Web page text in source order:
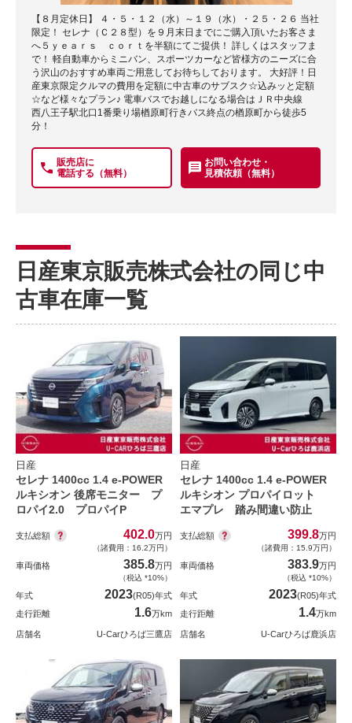
【８月定休日】 ４・５・１２（水）～１９（水）・２５・２６ 当社
限定！ セレナ（Ｃ２８型）を９月末日までにご購入頂いたお客さま
へ５ｙｅａｒｓ ｃｏｒｔを半額にてご提供！ 詳しくはスタッフま
で！ 軽自動車からミニバン、スポーツカーなど皆様方のニーズに合
う沢山のおすすめ車両ご用意してお待ちしております。 大好評！日
産東京限定クルマの費用を定額に中古車のサブスク☆込みッと定額
☆など様々なプラン♪ 電車バスでお越しになる場合はＪＲ中央線
西八王子駅北口1番乗り場楢原町行きバス終点の楢原町から徒歩5
分！
販売店に
電話する（無料）
お問い合わせ・
見積依頼（無料）
日産東京販売株式会社の同じ中
古車在庫一覧
日産
セレナ 1400cc 1.4 e-POWER
ルキシオン 後席モニター プ
ロパイ2.0 プロパイP
支払総額 402.0万円
（諸費用：16.2万円）
車両価格 385.8万円
（税込 *10%）
年式 2023(R05)年式
走行距離
1.6万km
店舗名 U-Carひろば三鷹店
日産
セレナ 1400cc 1.4 e-POWER
ルキシオン プロパイロット
エマプレ 踏み間違い防止
支払総額 399.8万円
（諸費用：15.9万円）
車両価格 383.9万円
（税込 *10%）
年式 2023(R05)年式
走行距離
1.4万km
店舗名 U-Carひろば鹿浜店